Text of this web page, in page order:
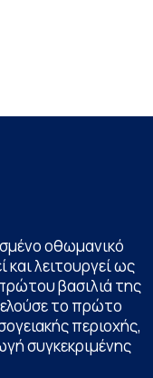
οθωμανικό
και λειτουργεί ως
βασιλιά της
το πρώτο
περιοχής,
συγκεκριμένης